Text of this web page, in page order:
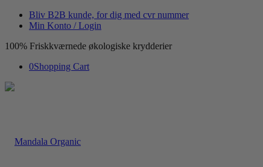
Bliv B2B kunde, for dig med cvr nummer
Min Konto / Login
100% Friskkværnede økologiske krydderier
0Shopping Cart